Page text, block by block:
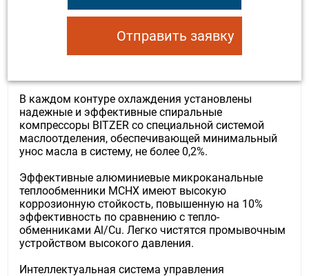
Отправить заявку
В каждом контуре охлаждения установлены
надежные и эффективные спиральные
компрессоры BITZER со специальной системой
маслоотделения, обеспечивающей минимальный
унос масла в систему, не более 0,2%.
Эффективные алюминиевые микроканальные
теплообменники MCHX имеют высокую
коррозионную стойкость, повышенную на 10%
эффективность по сравнению с тепло-
обменниками Al/Cu. Легко чистятся промывочным
устройством высокого давления.
Интеллектуальная система управления